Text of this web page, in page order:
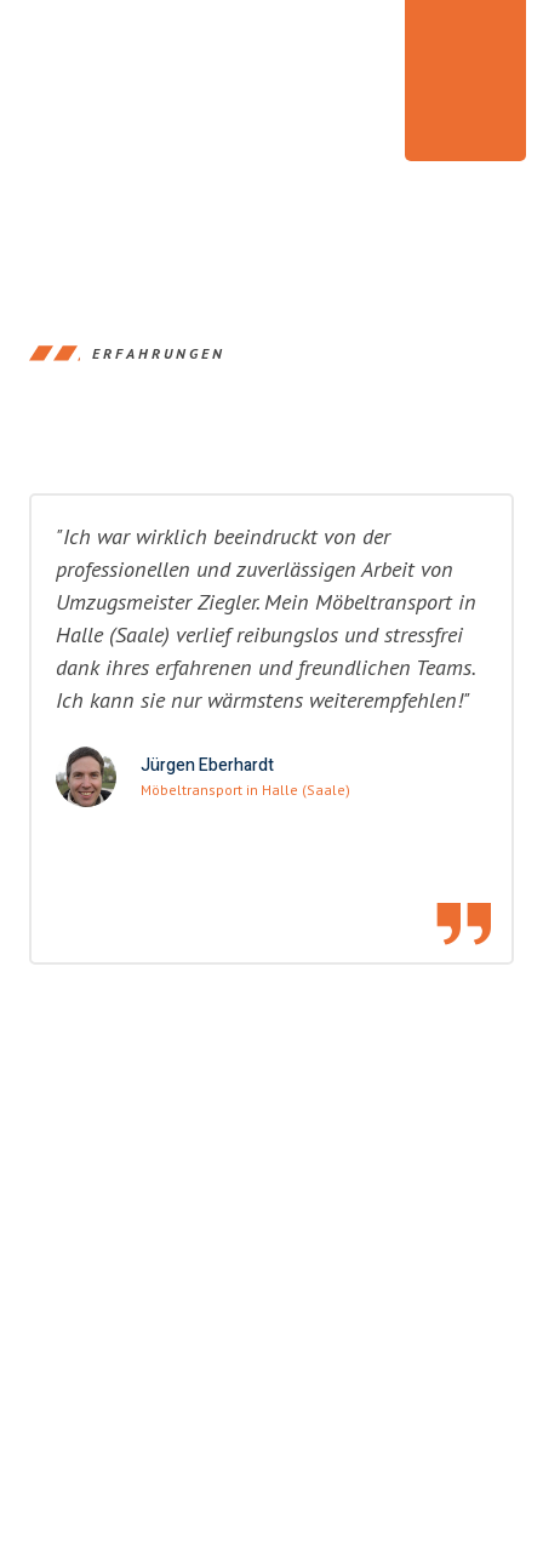
ERFAHRUNGEN
"Ich war wirklich beeindruckt von der
professionellen und zuverlässigen Arbeit von
Umzugsmeister Ziegler. Mein Möbeltransport in
Halle (Saale) verlief reibungslos und stressfrei
dank ihres erfahrenen und freundlichen Teams.
Ich kann sie nur wärmstens weiterempfehlen!"
Jürgen Eberhardt
Möbeltransport in Halle (Saale)